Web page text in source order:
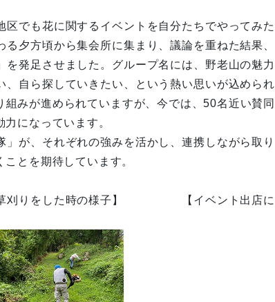
でも花に関するイベントを自分たちでやってみた
夕方頃から集会所に集まり、議論を重ねた結果、
発足させました。グループ名には、野老山の魅力
自ら探していきたい、という熱い思いが込められ
みが進められていますが、今では、50名近い賛同
になっています。
が、それぞれの強みを活かし、連携しながら取り
とを期待しています。
りをした時の様子】 【イベント出店に